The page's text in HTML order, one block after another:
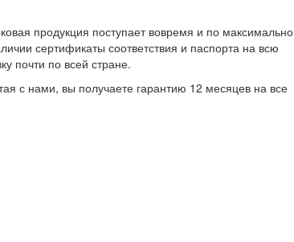
продукция поступает вовремя и по максимально
сертификаты соответствия и паспорта на всю
почти по всей стране.
с нами, вы получаете гарантию 12 месяцев на все